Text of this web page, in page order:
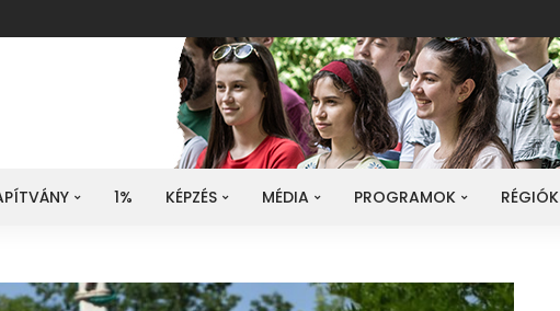
1% KÉPZÉS MÉDIA PROGRAMOK RÉGIÓK